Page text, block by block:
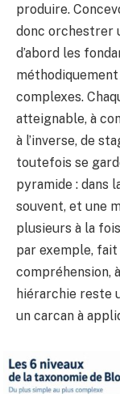
produire.
donc orchestrer
d’abord les
complexes.
atteignable, à
à l’inverse, de
toutefois se
pyramide : dans
souvent, et une
plusieurs à la
par exemple,
compréhension,
hiérarchie reste
un carcan à